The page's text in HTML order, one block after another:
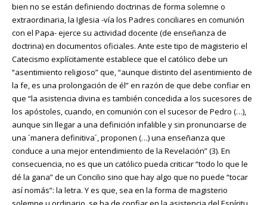
bien no se están definiendo doctrinas de forma solemne o
extraordinaria, la Iglesia -vía los Padres conciliares en comunión
con el Papa- ejerce su actividad docente (de enseñanza de
doctrina) en documentos oficiales. Ante este tipo de magisterio el
Catecismo explícitamente establece que el católico debe un
“asentimiento religioso” que, “aunque distinto del asentimiento de
la fe, es una prolongación de él” en razón de que debe confiar en
que “la asistencia divina es también concedida a los sucesores de
los apóstoles, cuando, en comunión con el sucesor de Pedro (…),
aunque sin llegar a una definición infalible y sin pronunciarse de
una ´manera definitiva´, proponen (…) una enseñanza que
conduce a una mejor entendimiento de la Revelación” (3). En
consecuencia, no es que un católico pueda criticar “todo lo que le
dé la gana” de un Concilio sino que hay algo que no puede “tocar
así nomás”: la letra. Y es que, sea en la forma de magisterio